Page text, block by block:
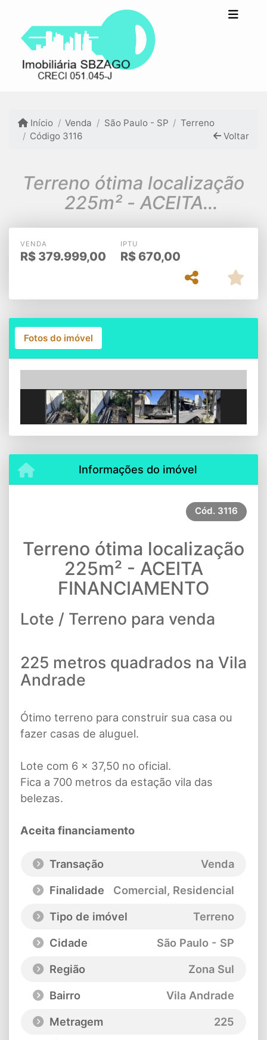
Início Venda São Paulo - SP
Terreno
Código 3116
Voltar
Terreno ótima localização
225m² - ACEITA
FINANCIAMENTO
VENDA
R$ 379.999,00
IPTU
R$ 670,00
Fotos do imóvel
Previous
Informações do imóvel
Cód. 3116
Terreno ótima localização
225m² - ACEITA
FINANCIAMENTO
Lote / Terreno para venda
225 metros quadrados na Vila
Andrade
Ótimo terreno para construir sua casa ou
fazer casas de aluguel.
Lote com 6 x 37,50 no oficial.
Fica a 700 metros da estação vila das
belezas.
Aceita financiamento
Transação
Venda
Finalidade
Comercial, Residencial
Tipo de imóvel
Terreno
Cidade
São Paulo - SP
Região
Zona Sul
Bairro
Vila Andrade
Metragem
225